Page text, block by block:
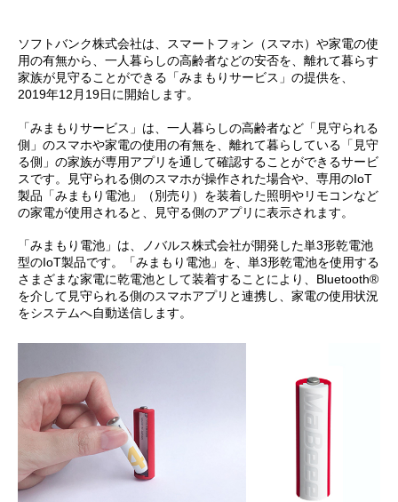
ソフトバンク株式会社は、スマートフォン（スマホ）や家電の使
用の有無から、一人暮らしの高齢者などの安否を、離れて暮らす
家族が見守ることができる「みまもりサービス」の提供を、
2019年12月19日に開始します。
「みまもりサービス」は、一人暮らしの高齢者など「見守られる
側」のスマホや家電の使用の有無を、離れて暮らしている「見守
る側」の家族が専用アプリを通して確認することができるサービ
スです。見守られる側のスマホが操作された場合や、専用のIoT
製品「みまもり電池」（別売り）を装着した照明やリモコンなど
の家電が使用されると、見守る側のアプリに表示されます。
「みまもり電池」は、ノバルス株式会社が開発した単3形乾電池
型のIoT製品です。「みまもり電池」を、単3形乾電池を使用する
さまざまな家電に乾電池として装着することにより、Bluetooth®
を介して見守られる側のスマホアプリと連携し、家電の使用状況
をシステムへ自動送信します。